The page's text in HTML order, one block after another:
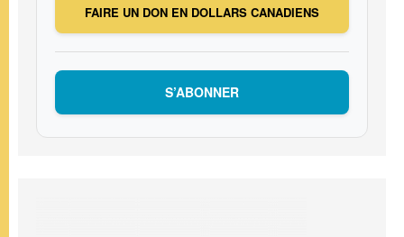
FAIRE UN DON EN DOLLARS CANADIENS
S’ABONNER